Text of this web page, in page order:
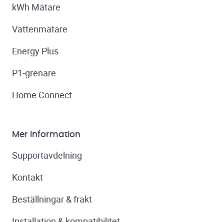
kWh Mätare
Vattenmätare
Energy Plus
P1-grenare
Home Connect
Mer information
Supportavdelning
Kontakt
Beställningar & frakt